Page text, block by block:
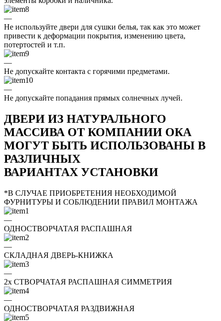
—
Не используйте двери для сушки белья, так как это может
привести к деформации покрытия, изменению цвета,
потертостей и т.п.
—
Не допускайте контакта с горячими предметами.
—
Не допускайте попадания прямых солнечных лучей.
ДВЕРИ ИЗ НАТУРАЛЬНОГО
МАССИВА ОТ КОМПАНИИ ОКА
МОГУТ БЫТЬ ИСПОЛЬЗОВАНЫ В
РАЗЛИЧНЫХ
ВАРИАНТАХ УСТАНОВКИ
*В СЛУЧАЕ ПРИОБРЕТЕНИЯ НЕОБХОДИМОЙ
ФУРНИТУРЫ И СОБЛЮДЕНИИ ПРАВИЛ МОНТАЖА
—
ОДНОСТВОРЧАТАЯ РАСПАШНАЯ
—
СКЛАДНАЯ ДВЕРЬ-КНИЖКА
—
2x СТВОРЧАТАЯ РАСПАШНАЯ СИММЕТРИЯ
—
ОДНОСТВОРЧАТАЯ РАЗДВИЖНАЯ